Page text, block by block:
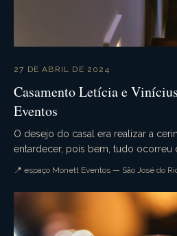
27 DE ABRIL DE 2024
Casamento Letícia e
Eventos
O desejo do casal era realizar a
entardecer, pois bem, tudo ocorreu
📍 espaço Monett Eventos — São José do